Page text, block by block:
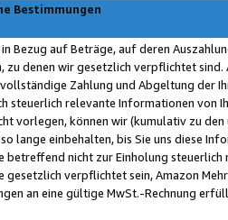
Bestimmungen
Bezug auf Beträge, auf deren
zu denen wir gesetzlich verpflichtet
Zahlung und Abgeltung der
steuerlich relevante Informationen von
vorlegen, können wir (kumulativ zu
lange einbehalten, bis Sie uns diese
betreffend nicht zur Einholung
gesetzlich verpflichtet sein, Amazon
an eine gültige MwSt.-Rechnung